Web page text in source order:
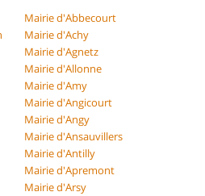
Mairie d'Abbecourt
Mairie d'Achy
Mairie d'Agnetz
Mairie d'Allonne
Mairie d'Amy
Mairie d'Angicourt
Mairie d'Angy
Mairie d'Ansauvillers
Mairie d'Antilly
Mairie d'Apremont
Mairie d'Arsy